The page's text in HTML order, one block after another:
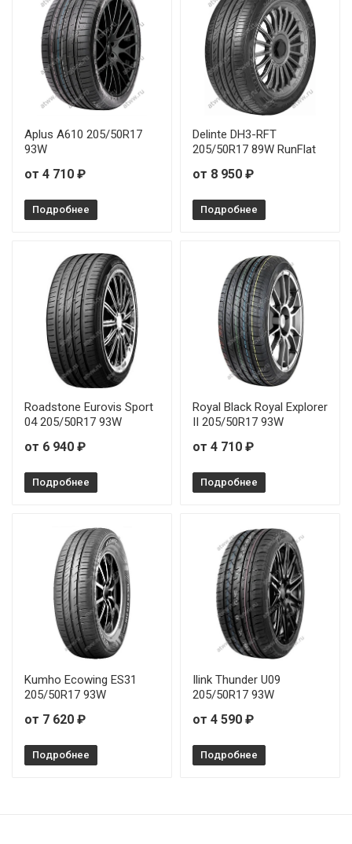
Aplus A610 205/50R17
93W
от 4 710 ₽
Подробнее
Delinte DH3-RFT
205/50R17 89W RunFlat
от 8 950 ₽
Подробнее
Roadstone Eurovis Sport
04 205/50R17 93W
от 6 940 ₽
Подробнее
Royal Black Royal Explorer
II 205/50R17 93W
от 4 710 ₽
Подробнее
Kumho Ecowing ES31
205/50R17 93W
от 7 620 ₽
Подробнее
Ilink Thunder U09
205/50R17 93W
от 4 590 ₽
Подробнее